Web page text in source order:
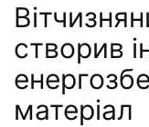
створив
матеріал